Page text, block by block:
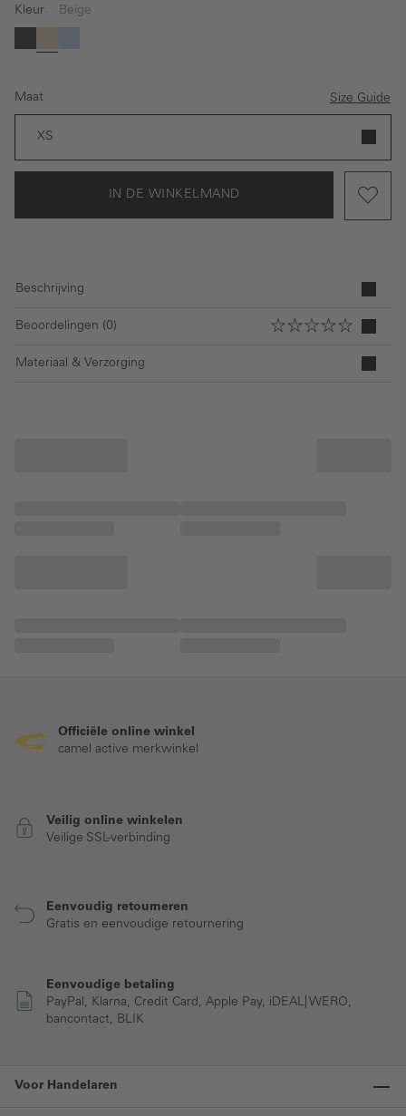
Kleur Beige
ZwartBeigeLichtblauw
Maat Size Guide
XS
IN DE WINKELMAND
Beschrijving
Beoordelingen (0)
Materiaal & Verzorging
Officiële online winkel
camel active merkwinkel
Veilig online winkelen
Veilige SSL-verbinding
Eenvoudig retourneren
Gratis en eenvoudige retournering
Eenvoudige betaling
PayPal, Klarna, Credit Card, Apple Pay, iDEAL| WERO,
bancontact, BLIK
Voor Handelaren